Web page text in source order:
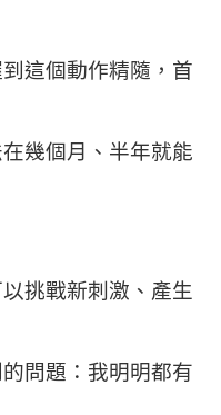
這個動作精隨，首
幾個月、半年就能
挑戰新刺激、產生
問題：我明明都有